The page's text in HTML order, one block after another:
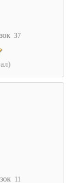
37
11